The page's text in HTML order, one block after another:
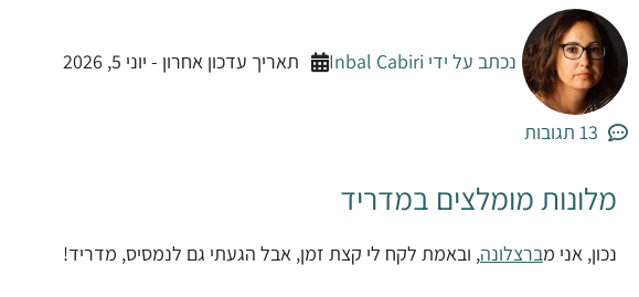
נכתב על ידי Inbal Cabiri תאריך עדכון אחרון - יוני 5, 2026
13 תגובות
מלונות מומלצים במדריד
נכון, אני מברצלונה, ובאמת לקח לי קצת זמן, אבל הגעתי גם לנמסיס, מדריד!